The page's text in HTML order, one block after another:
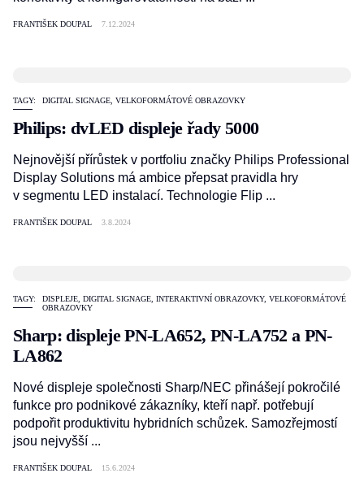
FRANTIŠEK DOUPAL 7.12.2024
TAGY: DIGITAL SIGNAGE VELKOFORMÁTOVÉ OBRAZOVKY
Philips: dvLED displeje řady 5000
Nejnovější přírůstek v portfoliu značky Philips Professional
Display Solutions má ambice přepsat pravidla hry
v segmentu LED instalací. Technologie Flip ...
FRANTIŠEK DOUPAL 3.8.2024
TAGY: DISPLEJE DIGITAL SIGNAGE INTERAKTIVNÍ OBRAZOVKY, VELKOFORMÁTOVÉ
OBRAZOVKY
Sharp: displeje PN-LA652, PN-LA752 a PN-
LA862
Nové displeje společnosti Sharp/NEC přinášejí pokročilé
funkce pro podnikové zákazníky, kteří např. potřebují
podpořit produktivitu hybridních schůzek. Samozřejmostí
jsou nejvyšší ...
FRANTIŠEK DOUPAL 15.6.2024